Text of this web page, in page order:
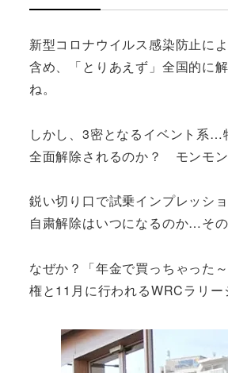
新型コロナウイルス感染防止に
含め、「とりあえず」全国的に
ね。
しかし、3密となるイベント系…
全面解除されるのか？ モンモン
鋭い切り口で試乗インプレッシ
自粛解除はいつになるのか…そ
なぜか？「年金で買っちゃった
権と11月に行われるWRCラリ